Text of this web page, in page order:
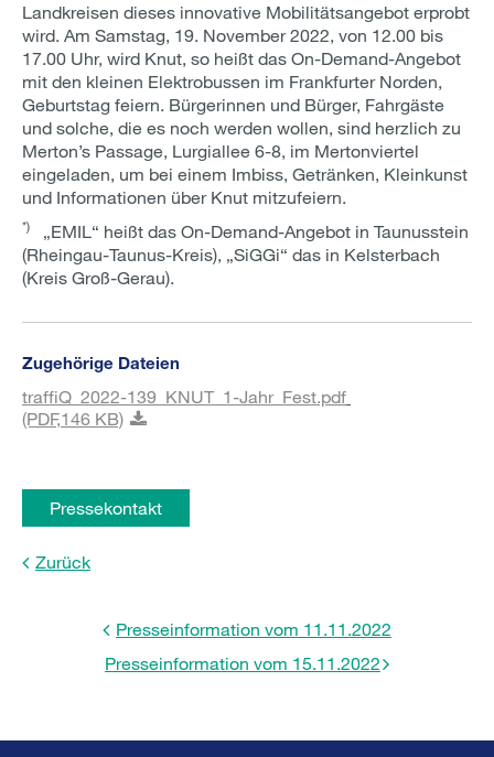
Landkreisen dieses innovative Mobilitätsangebot erprobt
wird. Am Samstag, 19. November 2022, von 12.00 bis
17.00 Uhr, wird Knut, so heißt das On-Demand-Angebot
mit den kleinen Elektrobussen im Frankfurter Norden,
Geburtstag feiern. Bürgerinnen und Bürger, Fahrgäste
und solche, die es noch werden wollen, sind herzlich zu
Merton’s Passage, Lurgiallee 6-8, im Mertonviertel
eingeladen, um bei einem Imbiss, Getränken, Kleinkunst
und Informationen über Knut mitzufeiern.
*) „EMIL“ heißt das On-Demand-Angebot in Taunusstein
(Rheingau-Taunus-Kreis), „SiGGi“ das in Kelsterbach
(Kreis Groß-Gerau).
Zugehörige Dateien
traffiQ_2022-139_KNUT_1-Jahr_Fest.pdf
(PDF,146 KB)
Pressekontakt
Zurück
Presseinformation vom 11.11.2022
Presseinformation vom 15.11.2022